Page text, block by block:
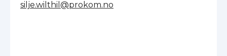
silje.wilthil@prokom.no